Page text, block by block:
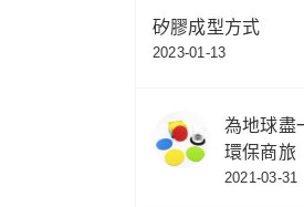
矽膠成型方式
2023-01-13
為地球盡
環保商旅
2021-03-31